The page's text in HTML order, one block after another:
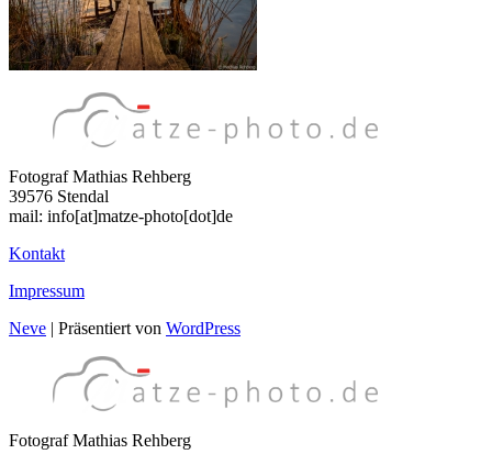
Fotograf Mathias Rehberg
39576 Stendal
mail: info[at]matze-photo[dot]de
Kontakt
Impressum
Neve | Präsentiert von WordPress
Fotograf Mathias Rehberg